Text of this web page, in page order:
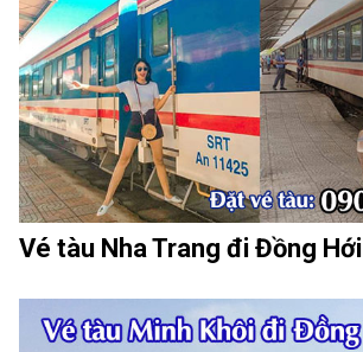
Vé tàu Nha Trang đi Đồng Hới